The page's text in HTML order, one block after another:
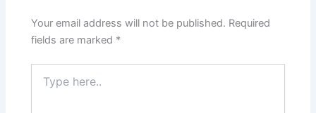
Your email address will not be published. Required
fields are marked *
here..